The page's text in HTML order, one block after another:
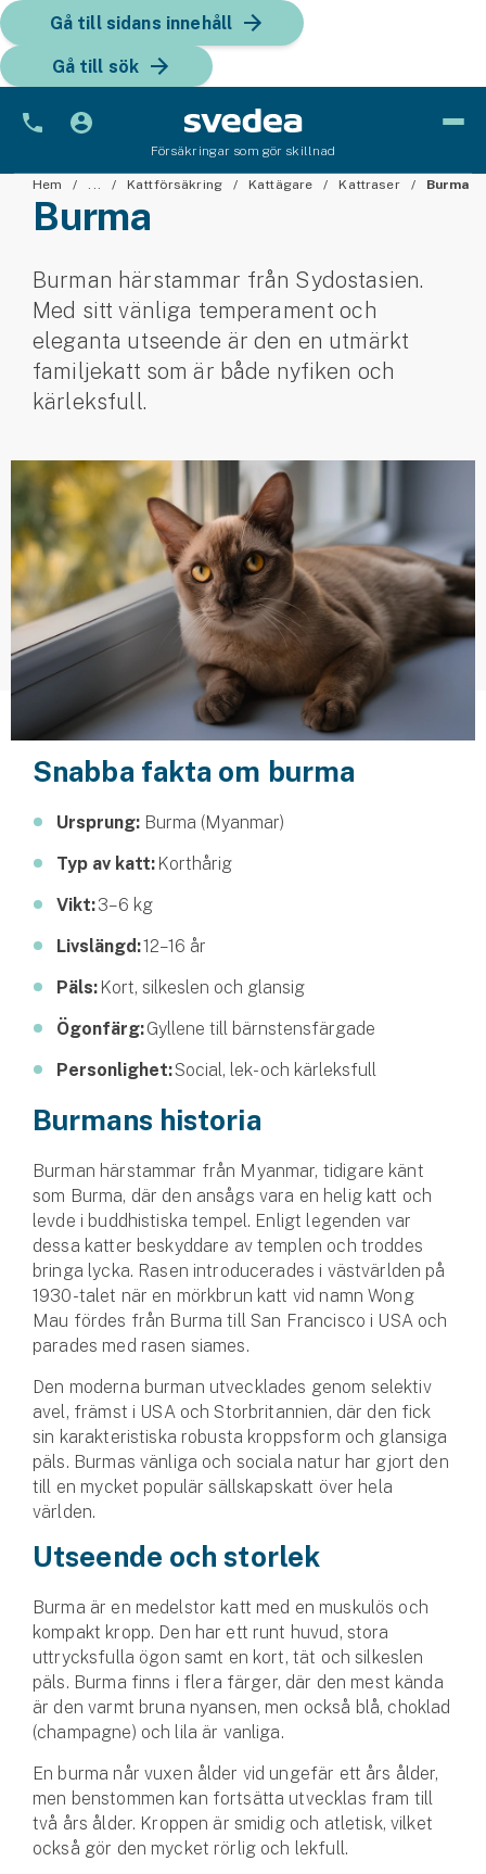
Gå till sidans innehåll
Gå till sök
Försäkringar som gör skillnad
Bil
Bilförsäkring för företag
Fordon
Snöskoterförsäkring
Släpvagnsförsäkring
Husvagnsförsäkring
Motorcykel
Mc-försäkring
Märkesförsäkringar
Båtförsäkring
Sportfiskarna
Hundförsäkring
Jakthundsförsäkring
Hem & hus
Hemförsäkring
Villaförsäkring
Bostadsrättsförsäkring
Hyresrättsförsäkring
Fritidshusförsäkring
Företag
Företagsförsäkring
Bilförsäkring för företag
Släpvagnsförsäkring
Drönarförsäkring
För förmedlare
Kommunolycksfall
Försäkring via förmedlare
Hem ... Kattförsäkring Kattägare Kattraser Burma
Burma
Burman härstammar från Sydostasien.
Med sitt vänliga temperament och
eleganta utseende är den en utmärkt
familjekatt som är både nyfiken och
kärleksfull.
Snabba fakta om burma
Ursprung: Burma (Myanmar)
Typ av katt: Korthårig
Vikt:3–6 kg
Livslängd:12–16 år
Päls: Kort, silkeslen och glansig
Ögonfärg:Gyllene till bärnstens­färgade
Personlighet:Social, lek- och kärleksfull
Burmans historia
Burman härstammar från Myanmar, tidigare känt
som Burma, där den ansågs vara en helig katt och
levde i buddhistiska tempel. Enligt legenden var
dessa katter beskyddare av templen och troddes
bringa lycka. Rasen introducerades i västvärlden på
1930-talet när en mörk­brun katt vid namn Wong
Mau fördes från Burma till San Francisco i USA och
parades med rasen siames.
Den moderna burman utvecklades genom selektiv
avel, främst i USA och Stor­britannien, där den fick
sin karakteristiska robusta kroppsform och glansiga
päls. Burmas vänliga och sociala natur har gjort den
till en mycket populär sällskapskatt över hela
världen.
Utseende och storlek
Burma är en medelstor katt med en muskulös och
kompakt kropp. Den har ett runt huvud, stora
uttrycksfulla ögon samt en kort, tät och silkeslen
päls. Burma finns i flera färger, där den mest kända
är den varmt bruna nyansen, men också blå, choklad
(champagne) och lila är vanliga.
En burma når vuxen ålder vid ungefär ett års ålder,
men benstommen kan fortsätta utvecklas fram till
två års ålder. Kroppen är smidig och atletisk, vilket
också gör den mycket rörlig och lekfull.